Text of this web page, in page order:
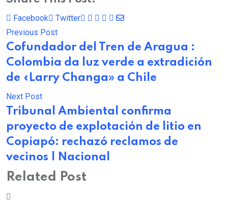
Facebook Twitter Pinterest
Whatsapp
Cloud
StumbleUpon
Print
Email
Previous Post
Cofundador del Tren de Aragua :
Colombia da luz verde a extradición
de «Larry Changa» a Chile
Next Post
Tribunal Ambiental confirma
proyecto de explotación de litio en
Copiapó: rechazó reclamos de
vecinos | Nacional
Related Post